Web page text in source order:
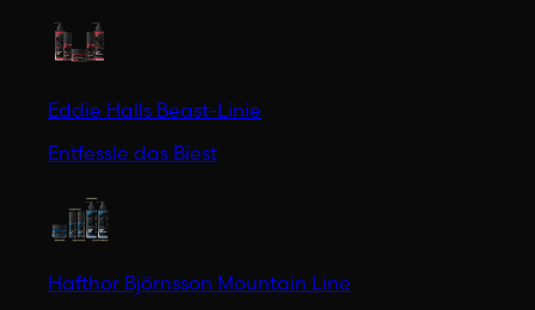
Eddie Halls Beast-Linie
Entfessle das Biest
Hafthor Björnsson Mountain Line